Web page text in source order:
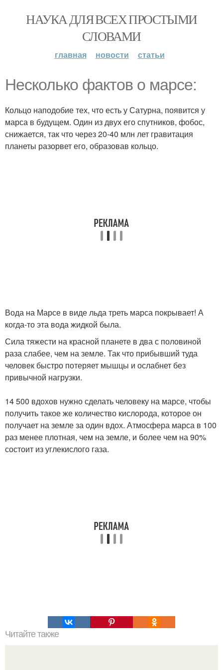
НАУКА ДЛЯ ВСЕХ ПРОСТЫМИ
СЛОВАМИ
главная новости статьи
Несколько фактов о марсе:
Кольцо наподобие тех, что есть у Сатурна, появится у
марса в будущем. Один из двух его спутников, фобос,
снижается, так что через 20-40 млн лет гравитация
планеты разорвет его, образовав кольцо.
Вода на Марсе в виде льда треть марса покрывает! А
когда-то эта вода жидкой была.
Сила тяжести на красной планете в два с половиной
раза слабее, чем на земле. Так что прибывший туда
человек быстро потеряет мышцы и ослабнет без
привычной нагрузки.
14 500 вдохов нужно сделать человеку на марсе, чтобы
получить такое же количество кислорода, которое он
получает на земле за один вдох. Атмосфера марса в 100
раз менее плотная, чем на земле, и более чем на 90%
состоит из углекислого газа.
Читайте также